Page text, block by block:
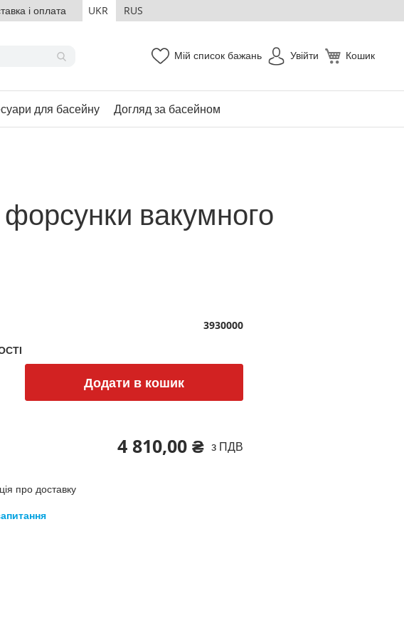
і оплата UKR RUS
Кошик
Мій список бажань Увійти
для басейну Догляд за басейном
вакумного
Додати в кошик
4 810,00 ₴ з ПДВ
3930000
про доставку